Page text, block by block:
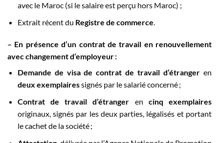
avec le Maroc (si le salaire est perçu hors Maroc) ;
Extrait récent du Registre de commerce
– En présence d’un contratde travail en renouvellement
avec changement d’employeur:
Demande de visa de contrat de travail d’étranger en
deux exemplairessignés par le salarié concerné ;
Contrat de travail d’étranger en cinq exemplaires
originaux, signés par les deux parties, légalisés et portant
le cachet de la société ;